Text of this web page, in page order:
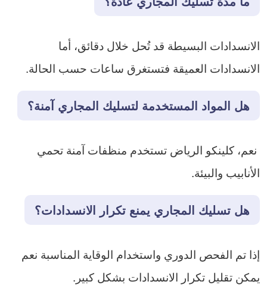
الانسدادات البسيطة قد تُحل خلال دقائق، أما
الانسدادات العميقة فتستغرق ساعات حسب الحالة.
هل المواد المستخدمة لتسليك المجاري آمنة؟
نعم، كلينكو الرياض تستخدم منظفات آمنة تحمي
الأنابيب والبيئة.
هل تسليك المجاري يمنع تكرار الانسدادات؟
إذا تم الفحص الدوري واستخدام الوقاية المناسبة نعم
يمكن تقليل تكرار الانسدادات بشكل كبير.